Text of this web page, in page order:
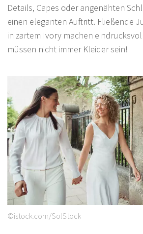
Details, Capes oder angenähten
einen eleganten Auftritt. Fließende
in zartem Ivory machen
müssen nicht immer Kleider sein!
©istock.com/SolStock